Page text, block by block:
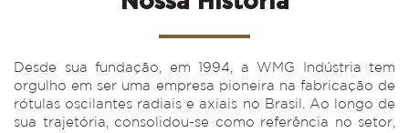
Desde sua fundação, em 1994, a WMG Indústria tem
orgulho em ser uma empresa pioneira na fabricação de
rótulas oscilantes radiais e axiais no Brasil. Ao longo de
sua trajetória, consolidou-se como referência no setor,